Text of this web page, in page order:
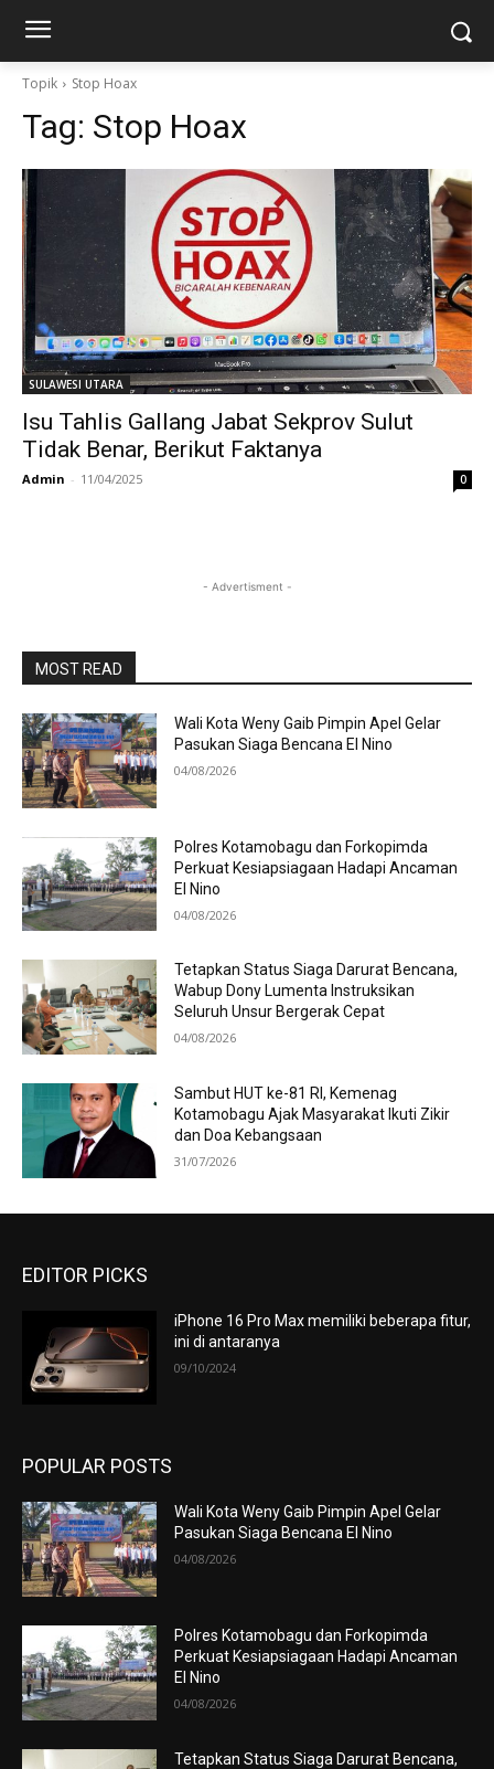
Topik Stop Hoax
Tag: Stop Hoax
SULAWESI UTARA
Isu Tahlis Gallang Jabat Sekprov Sulut
Tidak Benar, Berikut Faktanya
Admin - 11/04/2025 0
- Advertisment -
MOST READ
Wali Kota Weny Gaib Pimpin Apel Gelar
Pasukan Siaga Bencana El Nino
04/08/2026
Polres Kotamobagu dan Forkopimda
Perkuat Kesiapsiagaan Hadapi Ancaman
El Nino
04/08/2026
Tetapkan Status Siaga Darurat Bencana,
Wabup Dony Lumenta Instruksikan
Seluruh Unsur Bergerak Cepat
04/08/2026
Sambut HUT ke-81 RI, Kemenag
Kotamobagu Ajak Masyarakat Ikuti Zikir
dan Doa Kebangsaan
31/07/2026
EDITOR PICKS
iPhone 16 Pro Max memiliki beberapa fitur,
ini di antaranya
09/10/2024
POPULAR POSTS
Wali Kota Weny Gaib Pimpin Apel Gelar
Pasukan Siaga Bencana El Nino
04/08/2026
Polres Kotamobagu dan Forkopimda
Perkuat Kesiapsiagaan Hadapi Ancaman
El Nino
04/08/2026
Tetapkan Status Siaga Darurat Bencana,